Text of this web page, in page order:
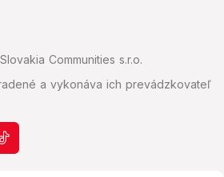
Communities s.r.o.
a vykonáva ich prevádzkovateľ